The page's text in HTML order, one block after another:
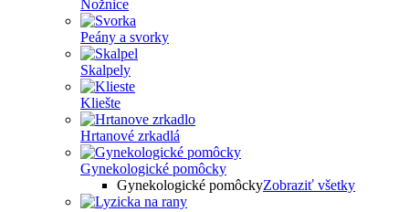
Nožnice
Peány a svorky
Skalpely
Kliešte
Hrtanové zrkadlá
Gynekologické pomôcky
Gynekologické pomôckyZobraziť všetky